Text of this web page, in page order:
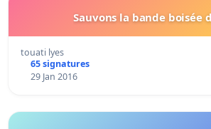
Sauvons la bande boisée
touati lyes
65 signatures
29 Jan 2016